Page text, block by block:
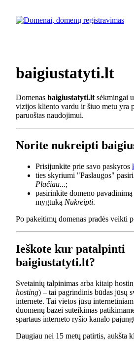
baigiustatyti.lt
Domenas baigiustatyti.lt sėkmingai
vizijos kliento vardu ir šiuo metu yra
paruoštas naudojimui.
Norite nukreipti
Prisijunkite prie savo paskyros
ties skyriumi "Paslaugos"
Plačiau...;
pasirinkite domeno
mygtuką Nukreipti.
Po pakeitimų domenas pradės veikti
Ieškote kur patalpinti
baigiustatyti.lt?
Svetainių talpinimas arba kitaip
hosting) – tai pagrindinis būdas jūsų
internete. Tai vietos jūsų
duomenų bazei suteikimas
spartaus interneto ryšio kanalo
Daugiau nei 15 metų patirtis, aukšta